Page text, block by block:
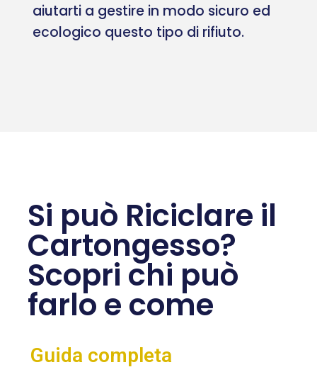
aiutarti a gestire in modo sicuro ed
ecologico questo tipo di rifiuto.
Si può Riciclare il
Cartongesso?
Scopri chi può
farlo e come
Guida completa